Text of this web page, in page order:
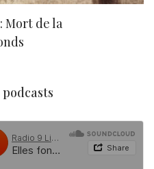
Mort de la